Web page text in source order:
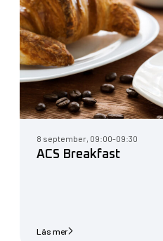
8 september, 09:00-09:30
ACS Breakfast
Läs mer